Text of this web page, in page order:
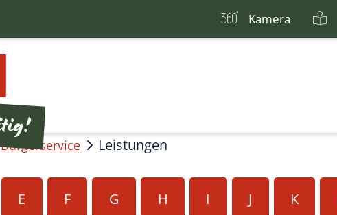
Kamera
Bürgerservice
Leistungen
E F G H I J K